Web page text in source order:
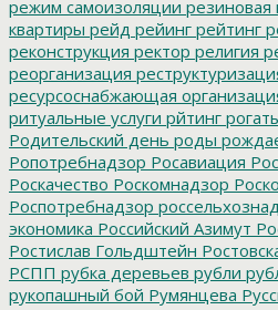
режим самоизоляции резиновая
квартиры рейд рейинг рейтинг
реконструкция ректор религия
реорганизация
ресурсоснабжающая
ритуальные услуги рйтинг
Родительский день роды
Ропотребнадзор Росавиация
Роскачество Роскомнадзор
Роспотребнадзор
экономика Российский Азимут
Ростислав Гольдштейн
РСПП рубка деревьев рубли
рукопашный бой Румянцева